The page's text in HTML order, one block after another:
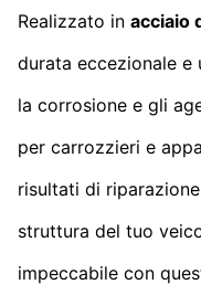
Realizzato in acciaio
durata eccezionale e
la corrosione e gli
per carrozzieri e
risultati di
struttura del tuo
impeccabile con